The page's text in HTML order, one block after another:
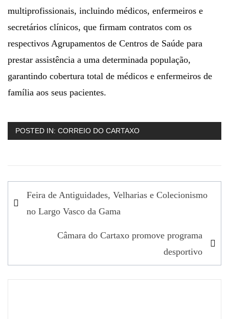
multiprofissionais, incluindo médicos, enfermeiros e
secretários clínicos, que firmam contratos com os
respectivos Agrupamentos de Centros de Saúde para
prestar assistência a uma determinada população,
garantindo cobertura total de médicos e enfermeiros de
família aos seus pacientes.
POSTED IN: CORREIO DO CARTAXO
Navegação
de
Feira de Antiguidades, Velharias e Colecionismo
no Largo Vasco da Gama
Câmara do Cartaxo promove programa
desportivo